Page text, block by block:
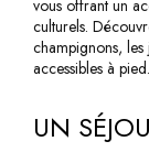
vous offrant un
culturels.
champignons,
accessibles à pied.
UN